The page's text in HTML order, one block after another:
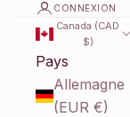
CONNEXION
Canada (CAD
$)
Pays
Allemagne
(EUR €)